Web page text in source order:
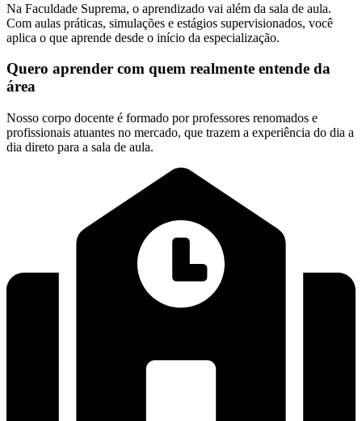
Na Faculdade Suprema, o aprendizado vai além da sala de aula.
Com aulas práticas, simulações e estágios supervisionados, você
aplica o que aprende desde o início da especialização.
Quero aprender com quem realmente entende da
área
Nosso corpo docente é formado por professores renomados e
profissionais atuantes no mercado, que trazem a experiência do dia a
dia direto para a sala de aula.